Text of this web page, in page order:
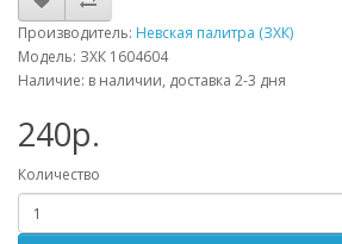
Производитель: Невская палитра (ЗХК)
Модель: ЗХК 1604604
Наличие: в наличии, доставка 2-3 дня
240р.
Количество